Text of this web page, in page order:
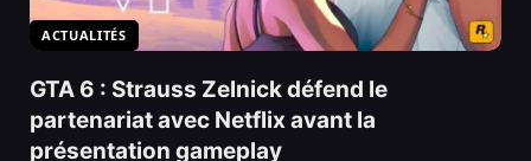
ACTUALITÉS
GTA 6 : Strauss Zelnick défend le
partenariat avec Netflix avant la
présentation gameplay